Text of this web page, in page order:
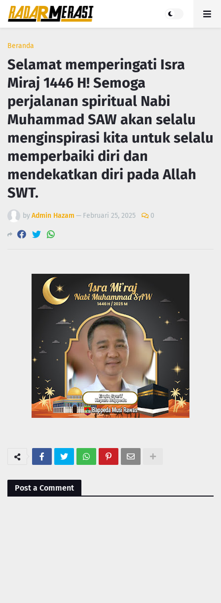
Beranda
Selamat memperingati Isra
Miraj 1446 H! Semoga
perjalanan spiritual Nabi
Muhammad SAW akan selalu
menginspirasi kita untuk selalu
memperbaiki diri dan
mendekatkan diri pada Allah
SWT.
byAdmin Hazam — Februari 25, 2025 0
Post a Comment